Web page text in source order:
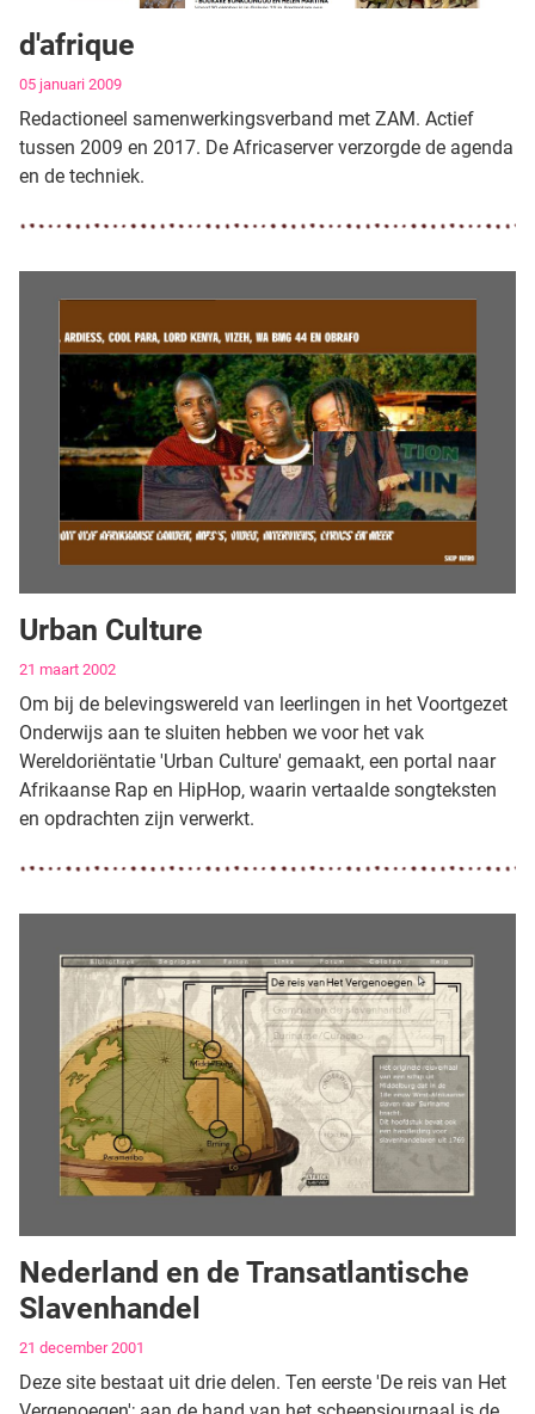
d'afrique
Gegevens
05 januari 2009
Redactioneel samenwerkingsverband met ZAM. Actief
tussen 2009 en 2017. De Africaserver verzorgde de agenda
en de techniek.
Urban Culture
Gegevens
21 maart 2002
Om bij de belevingswereld van leerlingen in het Voortgezet
Onderwijs aan te sluiten hebben we voor het vak
Wereldoriëntatie 'Urban Culture' gemaakt, een portal naar
Afrikaanse Rap en HipHop, waarin vertaalde songteksten
en opdrachten zijn verwerkt.
Nederland en de Transatlantische
Slavenhandel
Gegevens
21 december 2001
Deze site bestaat uit drie delen. Ten eerste 'De reis van Het